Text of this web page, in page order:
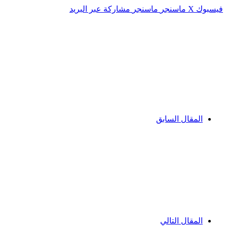
فيسبوك ‫X ماسنجر ماسنجر مشاركة عبر البريد
المقال السابق
المقال التالي